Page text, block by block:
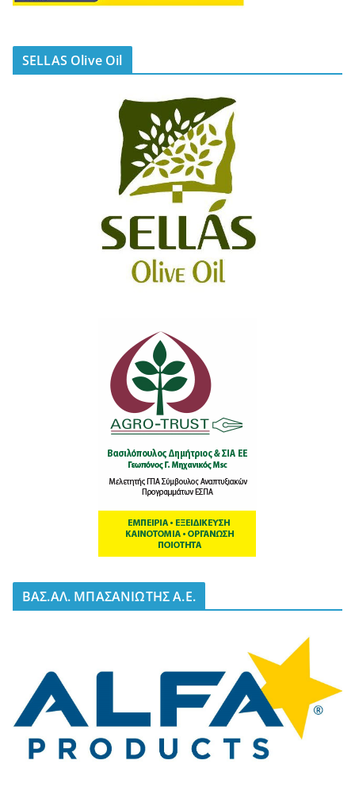
SELLAS Olive Oil
BΑΣ.ΑΛ. ΜΠΑΣΑΝΙΩΤΗΣ Α.Ε.